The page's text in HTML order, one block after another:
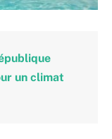
un climat